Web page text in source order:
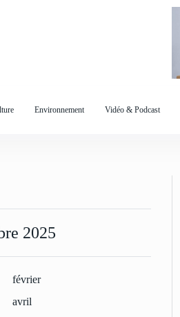
Environnement Vidéo & Podcast
2025
février
avril